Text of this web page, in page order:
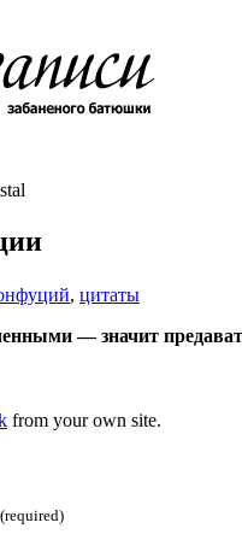
, цитаты
— значит
from your own site.